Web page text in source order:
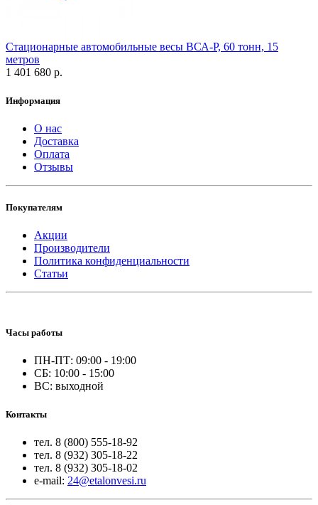
Стационарные автомобильные весы ВСА-Р, 60 тонн, 15
метров
1 401 680 р.
Информация
О нас
Доставка
Оплата
Отзывы
Покупателям
Акции
Производители
Политика конфиденциальности
Статьи
Часы работы
ПН-ПТ: 09:00 - 19:00
СБ: 10:00 - 15:00
ВС: выходной
Контакты
тел. 8 (800) 555-18-92
тел. 8 (932) 305-18-22
тел. 8 (932) 305-18-02
e-mail: 24@etalonvesi.ru